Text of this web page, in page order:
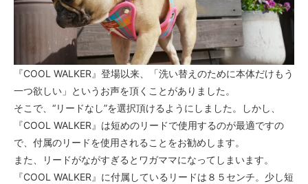
『COOL WALKER』登場以来、「洗い替えのために本体だけもう
一つ欲しい」というお声を頂くことがありました。
そこで、“リードなし”を選択頂けるようにしました。しかし、
『COOL WALKER』は短めのリードで使用するのが最適ですの
で、付属のリードを使用されることをお勧めします。
また、リードがながすぎるとワガママになってしまいます。
『COOL WALKER』に付属しているリードは８５センチ。少し短